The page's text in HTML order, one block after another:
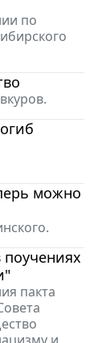
по
можно
пакта